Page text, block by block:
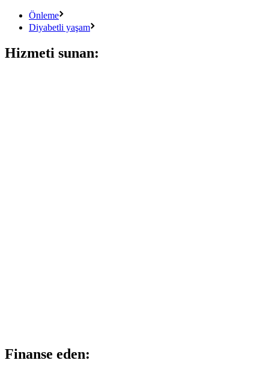
Önleme
Diyabetli yaşam
Hizmeti sunan:
Finanse eden: